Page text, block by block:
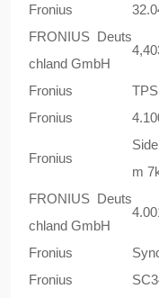
Fronius
FRONIUS Deuts
chland GmbH
Fronius
Fronius
Fronius
m
FRONIUS Deuts
chland GmbH
Fronius
Fronius